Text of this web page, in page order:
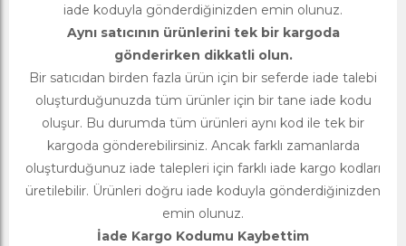
iade koduyla gönderdiğinizden emin olunuz.
Aynı satıcının ürünlerini tek bir kargoda
gönderirken dikkatli olun.
Bir satıcıdan birden fazla ürün için bir seferde iade talebi
oluşturduğunuzda tüm ürünler için bir tane iade kodu
oluşur. Bu durumda tüm ürünleri aynı kod ile tek bir
kargoda gönderebilirsiniz. Ancak farklı zamanlarda
oluşturduğunuz iade talepleri için farklı iade kargo kodları
üretilebilir. Ürünleri doğru iade koduyla gönderdiğinizden
emin olunuz.
İade Kargo Kodumu Kaybettim